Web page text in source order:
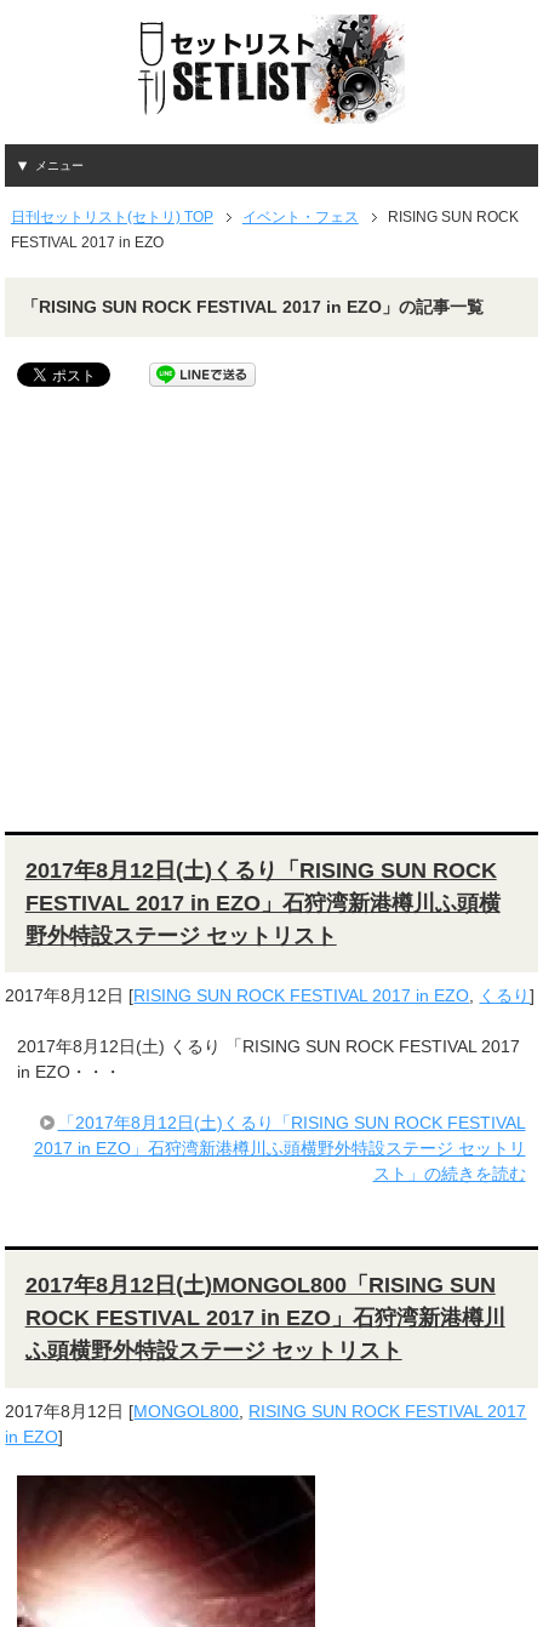
メニュー
日刊セットリスト(セトリ) TOP イベント・フェス
RISING SUN ROCK
FESTIVAL 2017 in EZO
「RISING SUN ROCK FESTIVAL 2017 in EZO」の記事一覧
2017年8月12日(土)くるり「RISING SUN ROCK
FESTIVAL 2017 in EZO」石狩湾新港樽川ふ頭横
野外特設ステージ セットリスト
2017年8月12日 [RISING SUN ROCK FESTIVAL 2017 in EZO, くるり]
2017年8月12日(土) くるり 「RISING SUN ROCK FESTIVAL 2017
in EZO・・・
「2017年8月12日(土)くるり「RISING SUN ROCK FESTIVAL
2017 in EZO」石狩湾新港樽川ふ頭横野外特設ステージ セットリ
スト」の続きを読む
2017年8月12日(土)MONGOL800「RISING SUN
ROCK FESTIVAL 2017 in EZO」石狩湾新港樽川
ふ頭横野外特設ステージ セットリスト
2017年8月12日 [MONGOL800 RISING SUN ROCK FESTIVAL 2017
in EZO]